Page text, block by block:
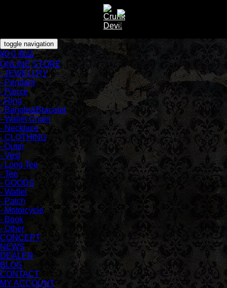
toggle navigation
¥0 0 商品
ONLINE STORE
- JEWELLRY
- Pendant
- Pierce
- Ring
- Bangle&Bracelet
- Wallet Chain
- Necklace
- CLOTHING
- Outer
- Vest
- Long Tee
- Tee
- GOODS
- Wallet
- Patch
- Motorcycle
- Book
- Other
CONCEPT
NEWS
DEALER
BLOG
CONTACT
MY ACCOUNT